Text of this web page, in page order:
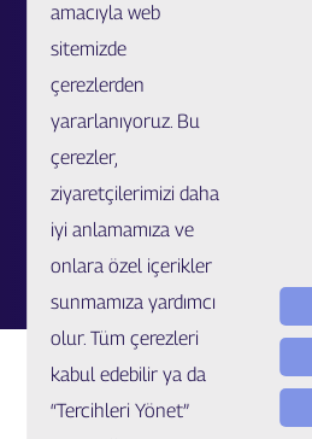
amacıyla web
sitemizde
çerezlerden
yararlanıyoruz. Bu
çerezler,
ziyaretçilerimizi daha
iyi anlamamıza ve
onlara özel içerikler
sunmamıza yardımcı
olur. Tüm çerezleri
kabul edebilir ya da
“Tercihleri Yönet”
Bölge Müdürlükleri ve İletişim
Özel Ürünler ve Uzatılmış Garanti
Sahtecilik Bildirim
Müşteri İlişkileri Merkezi
Kariyer
Talep / Öneri / Şikayet